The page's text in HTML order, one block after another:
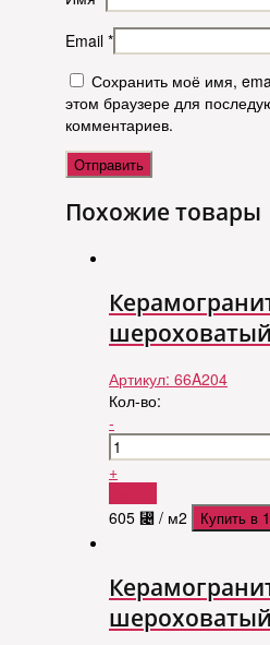
Email *
Сохранить моё имя,
этом браузере для
комментариев.
Похожие товары
шероховатый
Артикул: 66A204
Кол-во:
-
+
605 ⃄ / м2 Купить в
шероховатый